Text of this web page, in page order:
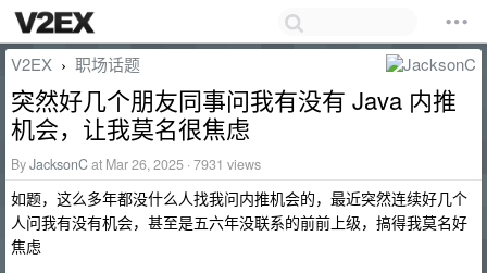
V2EX › 职场话题
突然好几个朋友同事问我有没有 Java 内推
机会，让我莫名很焦虑
ByJacksonCat Mar 26, 2025 · 7931 views
如题，这么多年都没什么人找我问内推机会的，最近突然连续好几个
人问我有没有机会，甚至是五六年没联系的前前上级，搞得我莫名好
焦虑